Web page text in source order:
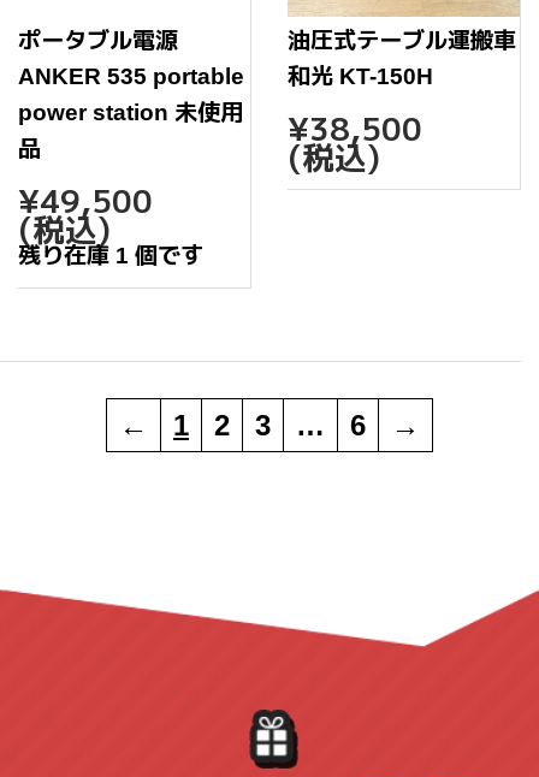
ポータブル電源
ANKER 535 portable
power station 未使用
品
通
常
価
格
¥49,500 ¥49,500
(税込)
残り在庫 1 個です
油圧式テーブル運搬車
和光 KT-150H
通
常
価
格
¥38,500
(税込)
← 1 2 3 … 6 →